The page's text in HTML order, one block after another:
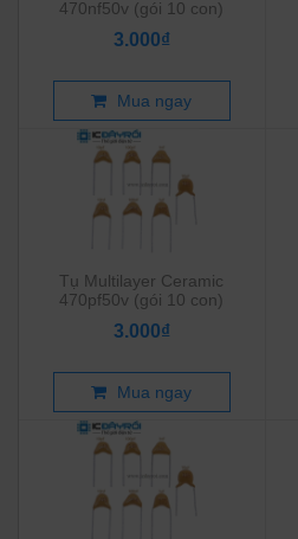
470nf50v (gói 10 con)
3.000₫
Mua ngay
Tụ Multilayer Ceramic
470pf50v (gói 10 con)
3.000₫
Mua ngay